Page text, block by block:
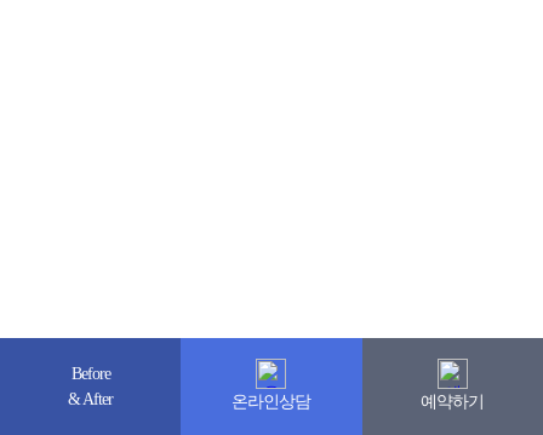
Before
& After
온라인상담 예약하기